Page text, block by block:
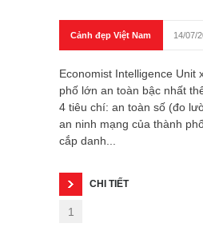
Cảnh đẹp Việt Nam 14/07/
Economist Intelligence Unit
phố lớn an toàn bậc nhất
4 tiêu chí: an toàn số (đo
an ninh mạng của thành
cắp danh...
CHI TIẾT
1